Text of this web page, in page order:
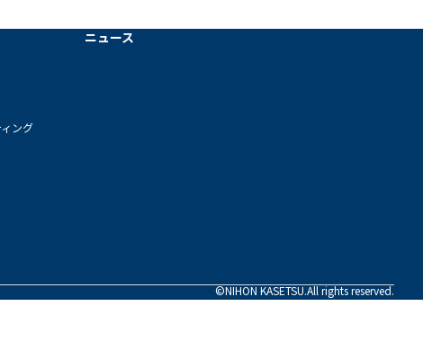
ング
ニュース
©NIHON KASETSU.All rights reserved.